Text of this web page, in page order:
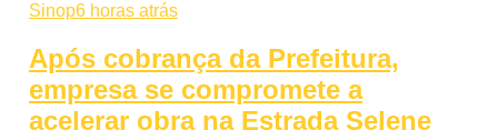
Sinop6 horas atrás
Após cobrança da Prefeitura,
empresa se compromete a
acelerar obra na Estrada Selene